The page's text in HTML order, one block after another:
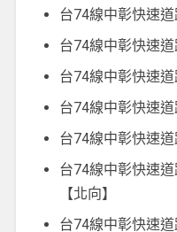
台74線中彰快速道
台74線中彰快速
台74線中彰快速
台74線中彰快速
台74線中彰快速
台74線中彰快速
【北向】
台74線中彰快速